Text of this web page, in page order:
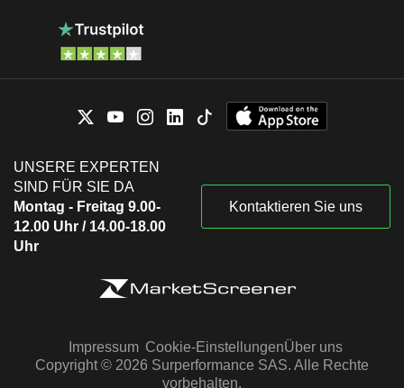
UNSERE EXPERTEN
SIND FÜR SIE DA
Montag - Freitag 9.00-
12.00 Uhr / 14.00-18.00
Uhr
Kontaktieren Sie uns
Impressum Cookie-EinstellungenÜber uns
Copyright © 2026 Surperformance SAS. Alle Rechte
vorbehalten.